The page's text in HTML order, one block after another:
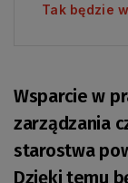
Tak będzie
Wsparcie w
zarządzania
starostwa
Dzięki temu